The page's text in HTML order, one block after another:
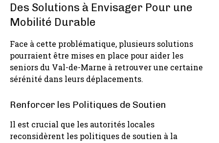
Des Solutions à Envisager Pour une
Mobilité Durable
Face à cette problématique, plusieurs solutions
pourraient être mises en place pour aider les
seniors du Val-de-Marne à retrouver une certaine
sérénité dans leurs déplacements.
Renforcer les Politiques de Soutien
Il est crucial que les autorités locales
reconsidèrent les politiques de soutien à la